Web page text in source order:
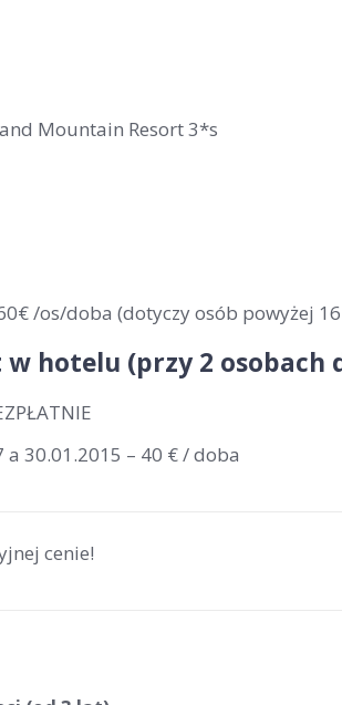
Mountain Resort 3*s
/os/doba (dotyczy osób powyżej
w hotelu (przy 2 osobach
30.01.2015 – 40 € / doba
cenie!